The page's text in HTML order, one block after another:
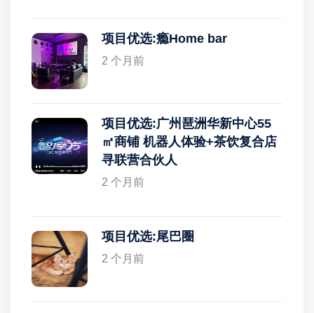
项目优选:瘾Home bar
2 个月前
项目优选:广州琶洲华新中心55
㎡商铺 机器人体验+茶饮复合店
寻联营合伙人
2 个月前
项目优选:尾巴圈
2 个月前